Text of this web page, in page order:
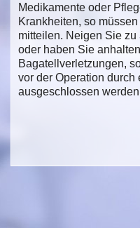
Medikamente oder
Krankheiten, so
mitteilen. Neigen Sie
oder haben Sie
Bagatellverletzungen,
vor der Operation
ausgeschlossen